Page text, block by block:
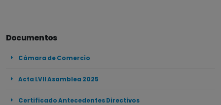
Documentos
Cámara de Comercio
Acta LVII Asamblea 2025
Certificado Antecedentes Directivos